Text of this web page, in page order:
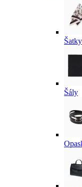
Šatky
Šály